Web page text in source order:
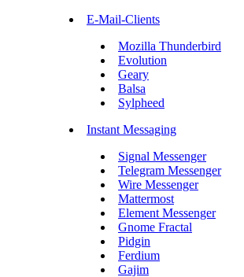
E-Mail-Clients
Mozilla Thunderbird
Evolution
Geary
Balsa
Sylpheed
Instant Messaging
Signal Messenger
Telegram Messenger
Wire Messenger
Mattermost
Element Messenger
Gnome Fractal
Pidgin
Ferdium
Gajim